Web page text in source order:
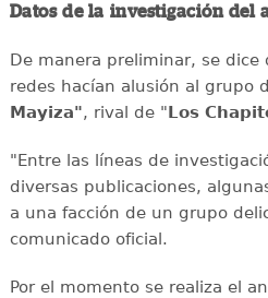
Datos de la investigación del
De manera preliminar, se dice
redes hacían alusión al grupo
Mayiza", rival de "Los
"Entre las líneas de
diversas publicaciones,
a una facción de un grupo
comunicado oficial.
Por el momento se realiza el